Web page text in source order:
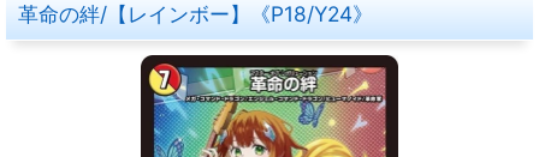
革命の絆/【レインボー】《P18/Y24》